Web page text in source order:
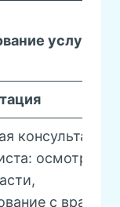
услуги
консультация
осмотр
с врачом,